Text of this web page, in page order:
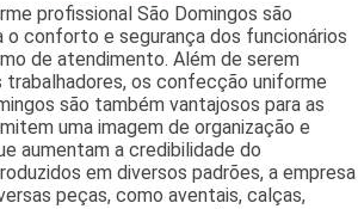
profissional São Domingos são
o conforto e segurança dos funcionários
de atendimento. Além de serem
os confecção uniforme
são também vantajosos para as
uma imagem de organização e
aumentam a credibilidade do
em diversos padrões, a empresa
peças, como aventais, calças,